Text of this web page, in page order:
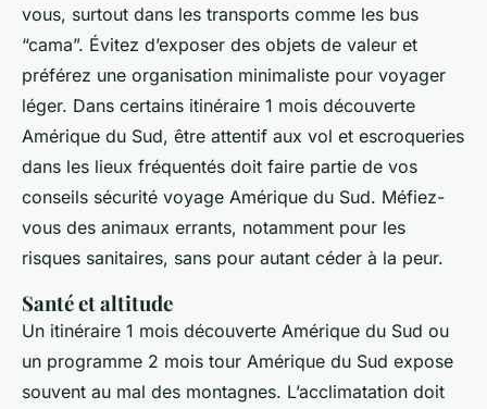
vous, surtout dans les transports comme les bus
“cama”. Évitez d’exposer des objets de valeur et
préférez une organisation minimaliste pour voyager
léger. Dans certains itinéraire 1 mois découverte
Amérique du Sud, être attentif aux vol et escroqueries
dans les lieux fréquentés doit faire partie de vos
conseils sécurité voyage Amérique du Sud. Méfiez-
vous des animaux errants, notamment pour les
risques sanitaires, sans pour autant céder à la peur.
Santé et altitude
Un itinéraire 1 mois découverte Amérique du Sud ou
un programme 2 mois tour Amérique du Sud expose
souvent au mal des montagnes. L’acclimatation doit